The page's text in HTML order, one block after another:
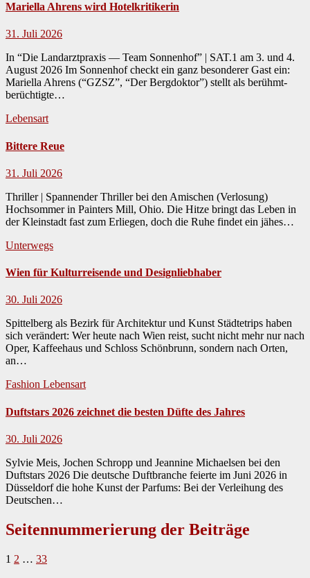
Mariella Ahrens wird Hotelkritikerin
31. Juli 2026
In “Die Landarztpraxis — Team Sonnenhof” | SAT.1 am 3. und 4.
August 2026 Im Son­nen­hof checkt ein ganz beson­der­er Gast ein:
Mariel­la Ahrens (“GZSZ”, “Der Bergdok­tor”) stellt als berühmt-
berüchtigte…
Lebensart
Bittere Reue
31. Juli 2026
Thriller | Spannender Thriller bei den Amischen (Verlosung)
Hochsom­mer in Painters Mill, Ohio. Die Hitze bringt das Leben in
der Kle­in­stadt fast zum Erliegen, doch die Ruhe find­et ein jäh­es…
Unterwegs
Wien für Kulturreisende und Designliebhaber
30. Juli 2026
Spittelberg als Bezirk für Architektur und Kunst Städtetrips haben
sich verän­dert: Wer heute nach Wien reist, sucht nicht mehr nur nach
Oper, Kaf­fee­haus und Schloss Schön­brunn, son­dern nach Orten,
an…
Fashion Lebensart
Duftstars 2026 zeichnet die besten Düfte des Jahres
30. Juli 2026
Sylvie Meis, Jochen Schropp und Jeannine Michaelsen bei den
Duftstars 2026 Die deutsche Duft­branche feierte im Juni 2026 in
Düs­sel­dorf die hohe Kun­st der Par­fums: Bei der Ver­lei­hung des
Deutschen…
Seitennummerierung der Beiträge
1 2 … 33